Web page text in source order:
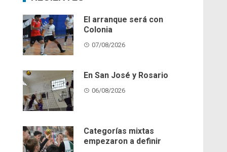
El arranque será con
Colonia
07/08/2026
En San José y Rosario
06/08/2026
Categorías mixtas
empezaron a definir